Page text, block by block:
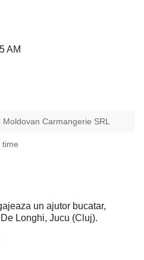
AM
Moldovan Carmangerie SRL
time
un ajutor bucatar,
Longhi, Jucu (Cluj).